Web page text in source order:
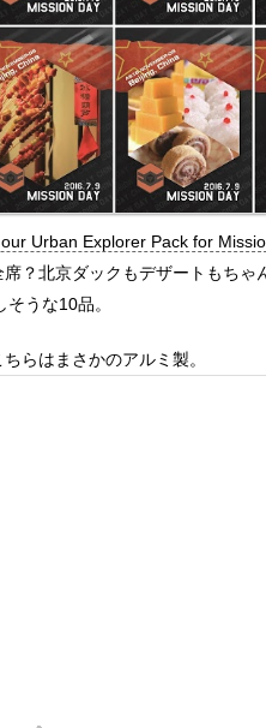
Urban Explorer Pack for
？北京ダックもデザートもちゃ
うな10品。
らはまさかのアルミ製。